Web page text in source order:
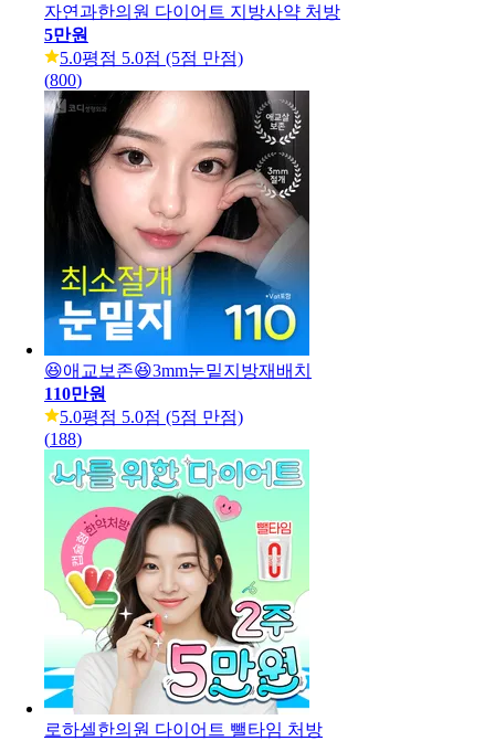
자연과한의원 다이어트 지방사약 처방
5만원
5.0평점 5.0점 (5점 만점)
(800)
😆애교보존😆3mm눈밑지방재배치
110만원
5.0평점 5.0점 (5점 만점)
(188)
로하셀한의원 다이어트 뺄타임 처방